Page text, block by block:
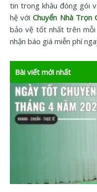
tin trong khâu đóng gói
hệ vớiChuyển Nhà Trọn
bảo vệ tốt nhất trên mỗi
nhận báo giá miễn phí
Bài viết mới nhất